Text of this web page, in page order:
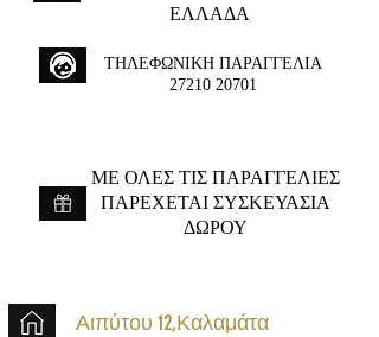
ΕΛΛΑΔΑ
ΤΗΛΕΦΩΝΙΚΗ ΠΑΡΑΓΓΕΛΙΑ
27210 20701
ME ΟΛΕΣ ΤΙΣ ΠΑΡΑΓΓΕΛΙΕΣ
ΠΑΡΕΧΕΤΑΙ ΣΥΣΚΕΥΑΣΙΑ
ΔΩΡΟΥ
Αιπύτου 12,Καλαμάτα